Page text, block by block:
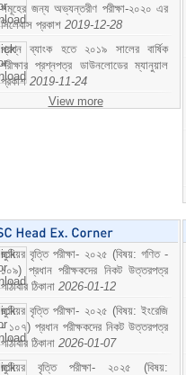
সমূহের জন্য অভ্যন্তরীণ পরীক্ষা-২০২০ এর
সিলেবাস প্রকাশ 2019-12-28
প্রশ্ন ব্যাংক হতে ২০১৯ সালের বার্ষিক
পরীক্ষার প্রশ্নপত্র ডাউনলোডের ম্যানুয়াল
প্রকাশ 2019-11-24
View more
জুনিয়র বৃত্তি পরীক্ষা- ২০২৫ (বিষয়: গণিত -
১০৯) প্রধান পরীক্ষকদের নিকট উত্তরপত্র
পাঠাবার ঠিকানা 2026-01-12
জুনিয়র বৃত্তি পরীক্ষা- ২০২৫ (বিষয়: ইংরেজি
- ১০৭) প্রধান পরীক্ষকদের নিকট উত্তরপত্র
পাঠাবার ঠিকানা 2026-01-07
জুনিয়র বৃত্তি পরীক্ষা- ২০২৫ (বিষয়: